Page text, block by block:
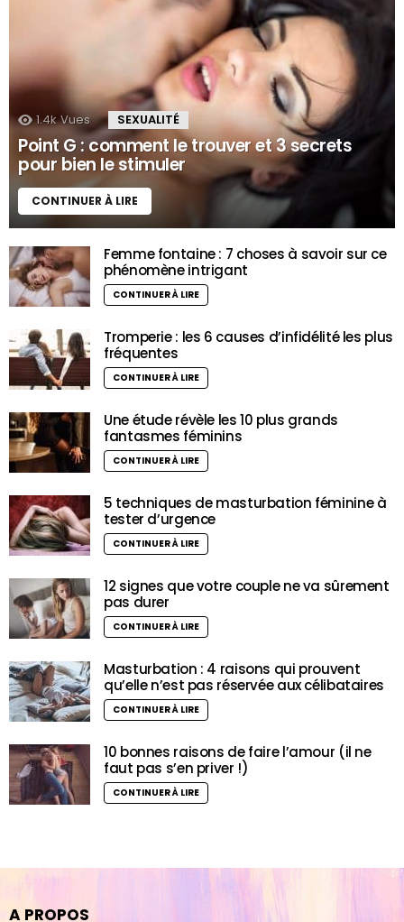
1.4k Vues SEXUALITÉ
Point G : comment le trouver et 3 secrets
pour bien le stimuler
CONTINUER À LIRE
Femme fontaine : 7 choses à savoir sur ce
phénomène intrigant
CONTINUER À LIRE
Tromperie : les 6 causes d’infidélité les plus
fréquentes
CONTINUER À LIRE
Une étude révèle les 10 plus grands
fantasmes féminins
CONTINUER À LIRE
5 techniques de masturbation féminine à
tester d’urgence
CONTINUER À LIRE
12 signes que votre couple ne va sûrement
pas durer
CONTINUER À LIRE
Masturbation : 4 raisons qui prouvent
qu’elle n’est pas réservée aux célibataires
CONTINUER À LIRE
10 bonnes raisons de faire l’amour (il ne
faut pas s’en priver !)
CONTINUER À LIRE
A PROPOS